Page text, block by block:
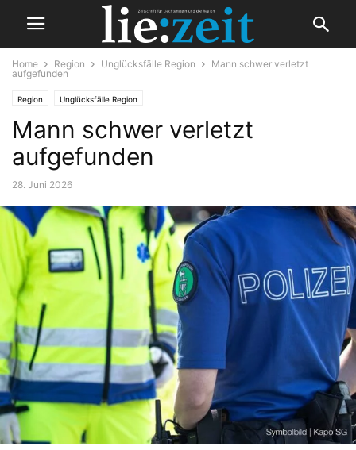
Home Region Unglücksfälle Region
Mann schwer verletzt
aufgefunden
Region Unglücksfälle Region
Mann schwer verletzt
aufgefunden
28. Juni 2026